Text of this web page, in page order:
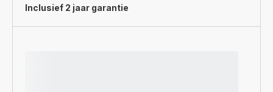
Inclusief 2 jaar garantie